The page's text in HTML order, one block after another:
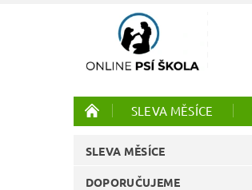
SLEVA MĚSÍCE
SLEVA MĚSÍCE
DOPORUČUJEME